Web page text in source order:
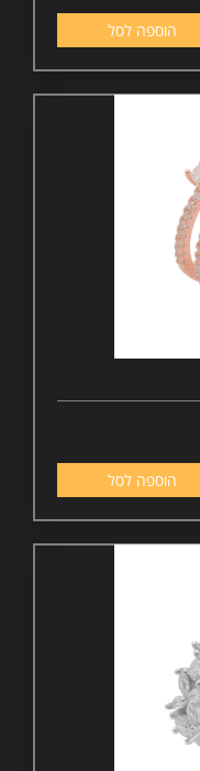
הוספה לסל
הוספה לסל